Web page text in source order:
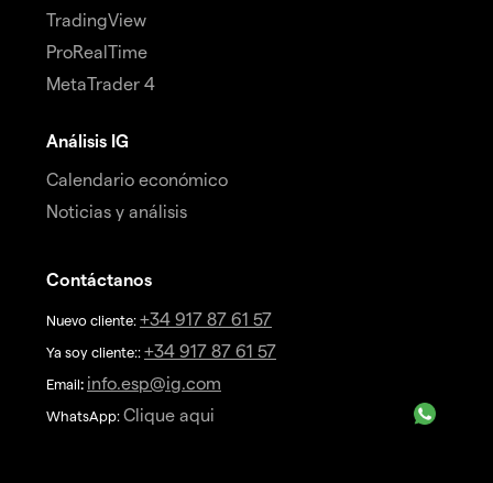
TradingView
ProRealTime
MetaTrader 4
Análisis IG
Calendario económico
Noticias y análisis
Contáctanos
Nuevo cliente: +34 917 87 61 57
Ya soy cliente:: +34 917 87 61 57
Email: info.esp@ig.com
WhatsApp: Clique aqui